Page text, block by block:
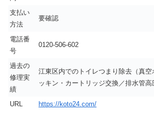
支払い
方法
要確認
電話番
号
0120-506-602
過去の
修理実
績
江東区内でのトイレつまり除去（真
ッキン・カートリッジ交換／排水管高
URL https://koto24.com/